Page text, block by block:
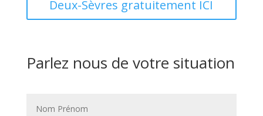
Deux-Sèvres gratuitement ICI
Parlez nous de votre situation